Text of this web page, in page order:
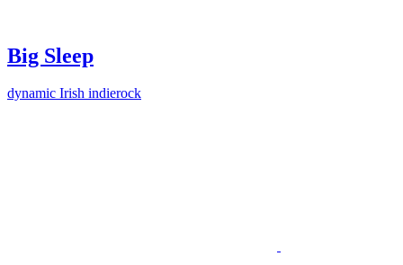
Big Sleep
dynamic Irish indierock